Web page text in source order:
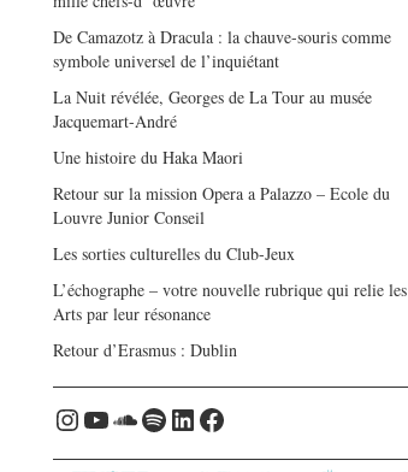
De Camazotz à Dracula : la chauve-souris comme
symbole universel de l’inquiétant
La Nuit révélée, Georges de La Tour au musée
Jacquemart-André
Une histoire du Haka Maori
Retour sur la mission Opera a Palazzo – Ecole du
Louvre Junior Conseil
Les sorties culturelles du Club-Jeux
L’échographe – votre nouvelle rubrique qui relie les
Arts par leur résonance
Retour d’Erasmus : Dublin
Instagram
YouTube
Soundcloud
Spotify
LinkedIn
Facebook